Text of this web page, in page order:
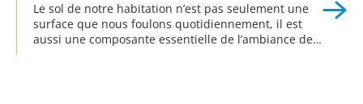
Le sol de notre habitation n’est pas seulement une
surface que nous foulons quotidiennement, il est
aussi une composante essentielle de l’ambiance de